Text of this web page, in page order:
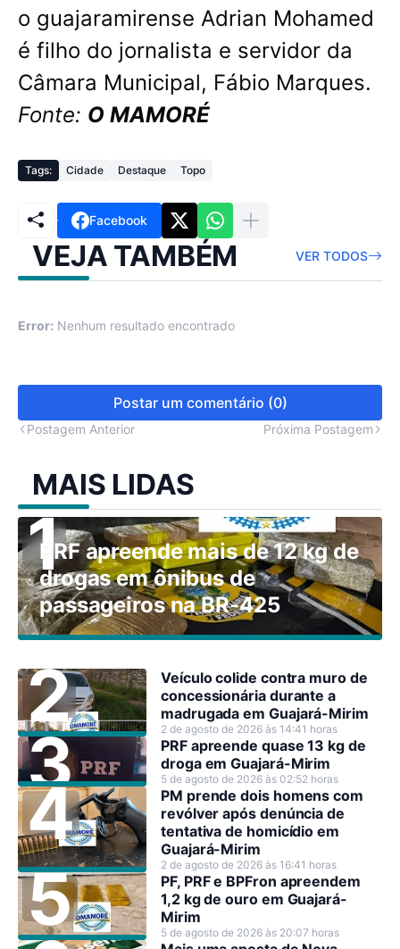
o guajaramirense Adrian Mohamed
é filho do jornalista e servidor da
Câmara Municipal, Fábio Marques.
Fonte: O MAMORÉ
Tags: Cidade Destaque Topo
Facebook
VEJA TAMBÉM VER TODOS
Error: Nenhum resultado encontrado
Postar um comentário (0)
Postagem Anterior Próxima Postagem
MAIS LIDAS
PRF apreende mais de 12 kg de
drogas em ônibus de
passageiros na BR-425
Veículo colide contra muro de
concessionária durante a
madrugada em Guajará-Mirim
2 de agosto de 2026 às 14:41 horas
PRF apreende quase 13 kg de
droga em Guajará-Mirim
5 de agosto de 2026 às 02:52 horas
PM prende dois homens com
revólver após denúncia de
tentativa de homicídio em
Guajará-Mirim
2 de agosto de 2026 às 16:41 horas
PF, PRF e BPFron apreendem
1,2 kg de ouro em Guajará-
Mirim
5 de agosto de 2026 às 20:07 horas